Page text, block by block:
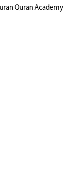
Quran Academy